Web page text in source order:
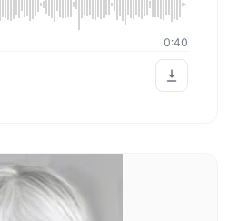
0:40